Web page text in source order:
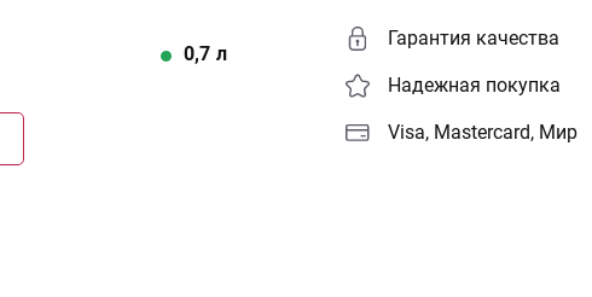
0,7 л
Гарантия качества
Надежная покупка
Visa, Mastercard, Мир